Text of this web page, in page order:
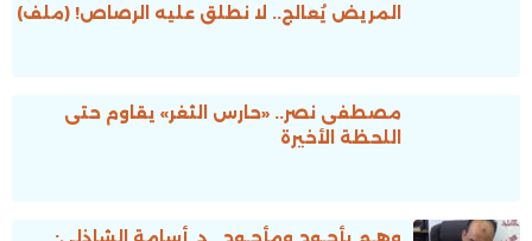
المريض يُعالج.. لا نطلق عليه الرصاص! (ملف)
مصطفى نصر.. «حارس الثغر» يقاوم حتى
اللحظة الأخيرة